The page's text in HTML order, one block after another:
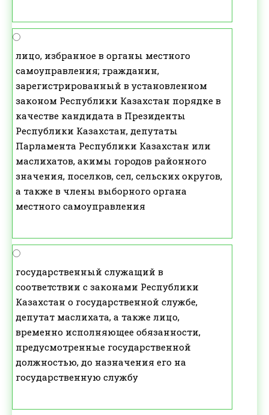
лицо, избранное в органы местного
самоуправления; гражданин,
зарегистрированный в установленном
законом Республики Казахстан порядке в
качестве кандидата в Президенты
Республики Казахстан, депутаты
Парламента Республики Казахстан или
маслихатов, акимы городов районного
значения, поселков, сел, сельских округов,
а также в члены выборного органа
местного самоуправления
государственный служащий в
соответствии с законами Республики
Казахстан о государственной службе,
депутат маслихата, а также лицо,
временно исполняющее обязанности,
предусмотренные государственной
должностью, до назначения его на
государственную службу